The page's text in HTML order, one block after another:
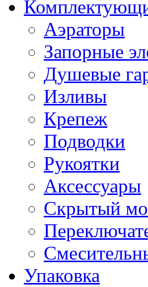
Аэраторы
Запорные
Душевые
Изливы
Крепеж
Подводки
Рукоятки
Аксессуары
Скрытый
Упаковка